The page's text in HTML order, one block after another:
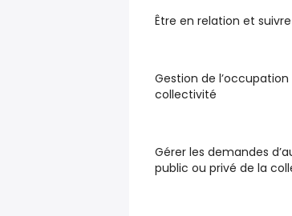
Être en relation et
Gestion de
collectivité
Gérer les demandes
public ou privé de la